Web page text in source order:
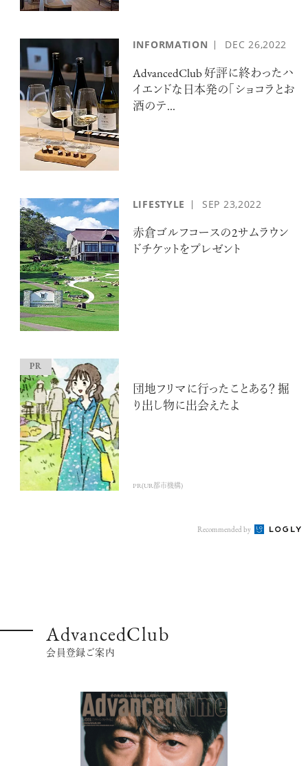
INFORMATION DEC 26,2022
AdvancedClub 好評に終わったハ
イエンドな日本発の「ショコラとお
酒のテ...
LIFESTYLE SEP 23,2022
赤倉ゴルフコースの2サムラウン
ドチケットをプレゼント
団地フリマに行ったことある？ 掘
り出し物に出会えたよ
PR(UR都市機構)
Recommended by
AdvancedClub
会員登録ご案内